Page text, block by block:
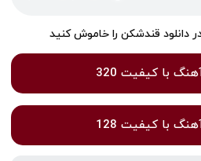
دانلود قندشکن را خاموش کنید
با کیفیت 320
با کیفیت 128